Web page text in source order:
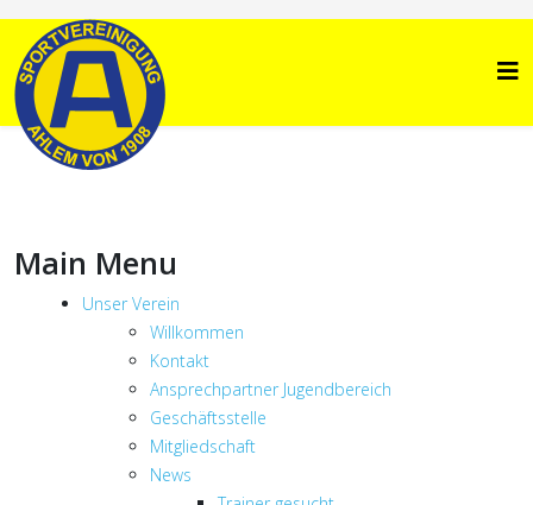
Main Menu
Unser Verein
Willkommen
Kontakt
Ansprechpartner Jugendbereich
Geschäftsstelle
Mitgliedschaft
News